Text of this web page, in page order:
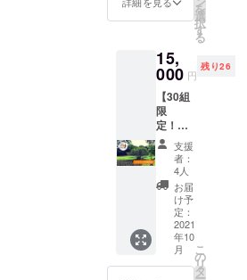
燥。完
了の目
面にシ
ワがた
くさん
でき、
振ると
中で種
が転が
るのが
わかる
程度。
※但し、
生食限
定のと
うがら
しでは
乾燥保
でき、
振ると
が転が
るのが
わかる
程度。
※但し、
生食限
定のと
うがら
しでは
乾燥保
存は不
可。
菜室に
入れ
みの原
因にな
るた
め、拭
きと
る。 冷
凍保
存：1つ
ずつ
ラップ
にくる
む。 乾
燥保
存：で
きるだ
スやサ
ルサ
キー
ニョ：
【生食
限定】
そのま
まやピ
クルス
など 保
存方
法） 冷
蔵保
存：乾
燥しな
いよう
（た
て
260mm
/横
320mm
/高さ
180mm
） ・入
れる品
種によ
ります
が、だ
いたい
3〜7kg
くらい
ダー、
島とう
し、ビ
キー
ニョな
どを想
定。 ・
合計2kg
を想定
・品種/
発送量/
時期
は、生
育状況
によっ
がらし
ベント
を開催
しま
す。 見
沼田ん
ぼの魅
力や普
段どん
な風に
育てて
いるの
か楽し
さから
苦労
話〜ま
で、わ
を
選
択
す
る
15,
000 円
残り26
【30組
限
定！】
オンラ
インと
うがら
し料理
教室
（10/16
配信13
時〜／1
回） と
うがら
支援
者：
4人
お届
け予
定：
2021
年10
月
こ
の
リ
タ